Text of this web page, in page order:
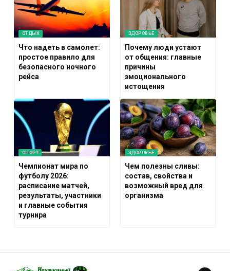
ОТДЫХ
Что надеть в самолет:
простое правило для
безопасного ночного
рейса
ЗДОРОВЬЕ
Почему люди устают
от общения: главные
причины
эмоционального
истощения
СПОРТ
Чемпионат мира по
футболу 2026:
расписание матчей,
результаты, участники
и главные события
турнира
ЗДОРОВЬЕ
Чем полезны сливы:
состав, свойства и
возможный вред для
организма